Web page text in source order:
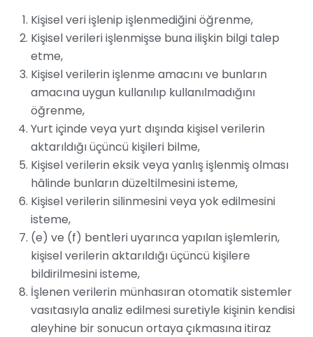
Kişisel veri işlenip işlenmediğini öğrenme,
Kişisel verileri işlenmişse buna ilişkin bilgi talep
etme,
Kişisel verilerin işlenme amacını ve bunların
amacına uygun kullanılıp kullanılmadığını
öğrenme,
Yurt içinde veya yurt dışında kişisel verilerin
aktarıldığı üçüncü kişileri bilme,
Kişisel verilerin eksik veya yanlış işlenmiş olması
hâlinde bunların düzeltilmesini isteme,
Kişisel verilerin silinmesini veya yok edilmesini
isteme,
(e) ve (f) bentleri uyarınca yapılan işlemlerin,
kişisel verilerin aktarıldığı üçüncü kişilere
bildirilmesini isteme,
İşlenen verilerin münhasıran otomatik sistemler
vasıtasıyla analiz edilmesi suretiyle kişinin kendisi
aleyhine bir sonucun ortaya çıkmasına itiraz